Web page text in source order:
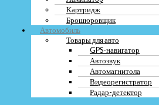
Картридж
Брошюровщик
Автомобиль
Товары для авто
GPS-навигатор
Автозвук
Автомагнитола
Видеорегистратор
Радар-детектор